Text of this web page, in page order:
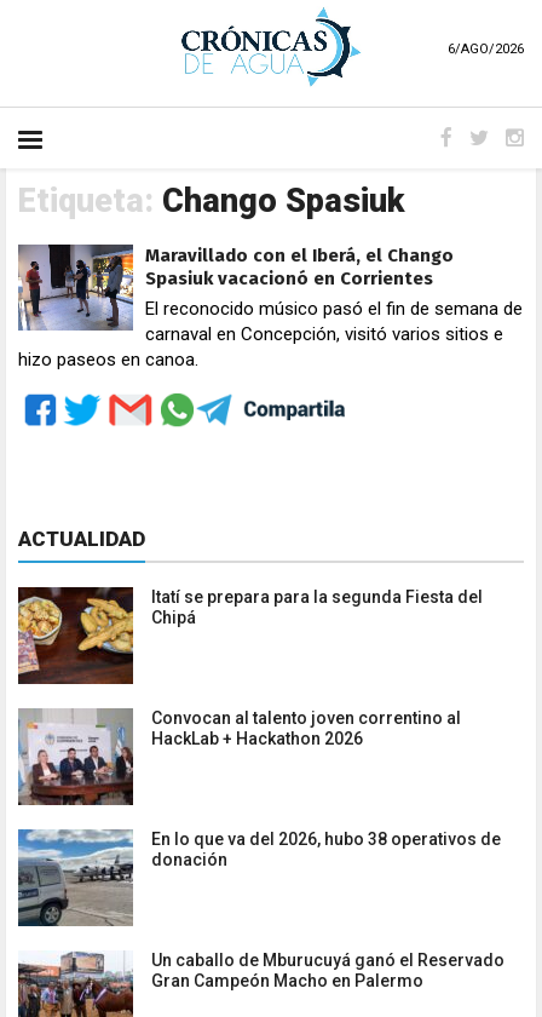
6/AGO/2026
Etiqueta: Chango Spasiuk
Maravillado con el Iberá, el Chango
Spasiuk vacacionó en Corrientes
El reconocido músico pasó el fin de semana de
carnaval en Concepción, visitó varios sitios e
hizo paseos en canoa.
ACTUALIDAD
Itatí se prepara para la segunda Fiesta del
Chipá
Convocan al talento joven correntino al
HackLab + Hackathon 2026
En lo que va del 2026, hubo 38 operativos de
donación
Un caballo de Mburucuyá ganó el Reservado
Gran Campeón Macho en Palermo